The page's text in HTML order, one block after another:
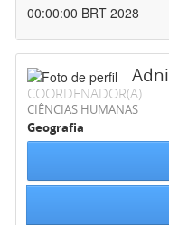
00:00:00 BRT 2028
COORDENADOR(A)
CIÊNCIAS HUMANAS
Geografia